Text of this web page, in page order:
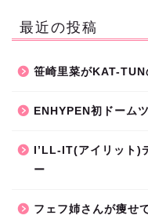
最近の投稿
笹崎里菜がKAT-TUN
ENHYPEN初ドーム
I’LL-IT(アイリット)
ー
フェフ姉さんが痩せ